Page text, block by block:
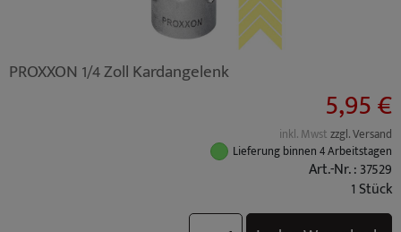
PROXXON 1/4 Zoll Kardangelenk
5,95 €
inkl. Mwstzzgl. Versand
Lieferung binnen 4 Arbeitstagen
Art.-Nr. : 37529
1 Stück